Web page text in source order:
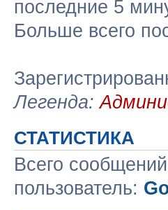
последние 5
Больше всего
Легенда:
СТАТИСТИКА
Всего
пользователь: